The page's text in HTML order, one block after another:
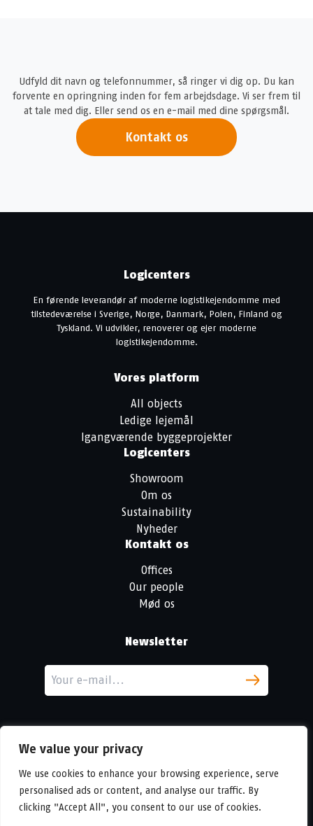
We value your privacy
We use cookies to enhance your browsing experience, serve
personalised ads or content, and analyse our traffic. By
clicking "Accept All", you consent to our use of cookies.
Udfyld dit navn og telefonnummer, så ringer vi dig op. Du kan
forvente en opringning inden for fem arbejdsdage. Vi ser frem til
at tale med dig. Eller send os en e-mail med dine spørgsmål.
Kontakt os
Logicenters
En førende leverandør af moderne logistikejendomme med
tilstedeværelse i Sverige, Norge, Danmark, Polen, Finland og
Tyskland. Vi udvikler, renoverer og ejer moderne
logistikejendomme.
Vores platform
All objects
Ledige lejemål
Igangværende byggeprojekter
Logicenters
Showroom
Om os
Sustainability
Nyheder
Kontakt os
Offices
Our people
Mød os
Newsletter
LinkedIn